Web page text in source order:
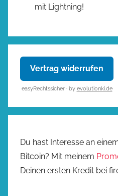
mit Lightning!
Vertrag widerrufen
easyRechtssicher · by evolutionki.de
Du hast Interesse an
Bitcoin? Mit meinem
Deinen ersten Kredit bei